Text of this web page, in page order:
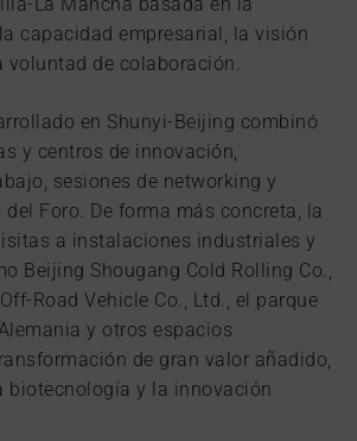
capacidad empresarial, la visión
voluntad de colaboración.
en Shunyi-Beijing combinó
y centros de innovación,
sesiones de networking y
Foro. De forma más concreta, la
a instalaciones industriales y
Beijing Shougang Cold Rolling Co.,
Road Vehicle Co., Ltd., el parque
y otros espacios
de gran valor añadido,
biotecnología y la innovación